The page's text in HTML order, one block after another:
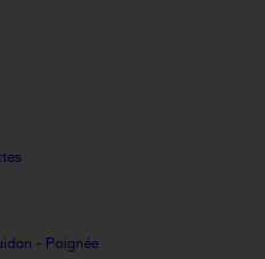
- Poignée